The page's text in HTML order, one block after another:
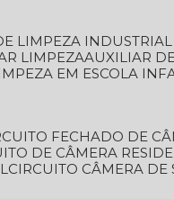
LIMPEZA INDUSTRIAL
LIMPEZA
AUXILIAR
EM ESCOLA
FECHADO DE
DE CÂMERA
CIRCUITO CÂMERA